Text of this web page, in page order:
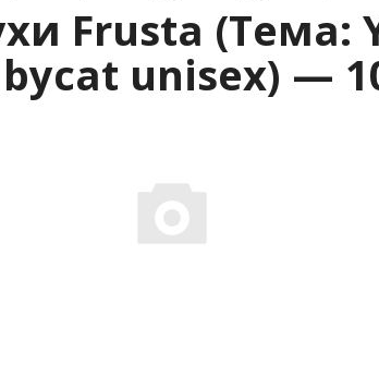
Frusta (Тема:
unisex) —